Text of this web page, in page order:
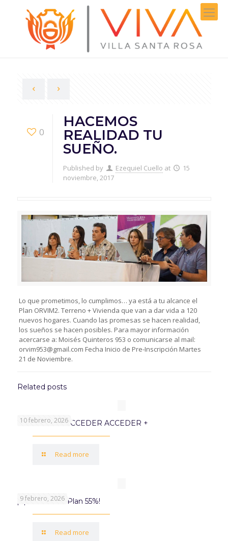
0
HACEMOS
REALIDAD TU
SUEÑO.
Published by Ezequiel Cuello at
15
noviembre, 2017
Lo que prometimos, lo cumplimos… ya está a tu alcance el
Plan ORVIM2. Terreno + Vivienda que van a dar vida a 120
nuevos hogares. Cuando las promesas se hacen realidad,
los sueños se hacen posibles. Para mayor información
acercarse a: Moisés Quinteros 953 o comunicarse al mail:
orvim953@gmail.com Fecha Inicio de Pre-Inscripción Martes
21 de Noviembre.
Related posts
10 febrero, 2026
PROGRAMA ACCEDER ACCEDER +
Read more
9 febrero, 2026
¡Aprovechá el Plan 55%!
Read more